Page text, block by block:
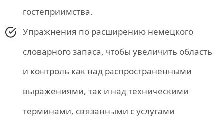
гостеприимства.
Упражнения по расширению немецкого
словарного запаса, чтобы увеличить область
и контроль как над распространенными
выражениями, так и над техническими
терминами, связанными с услугами